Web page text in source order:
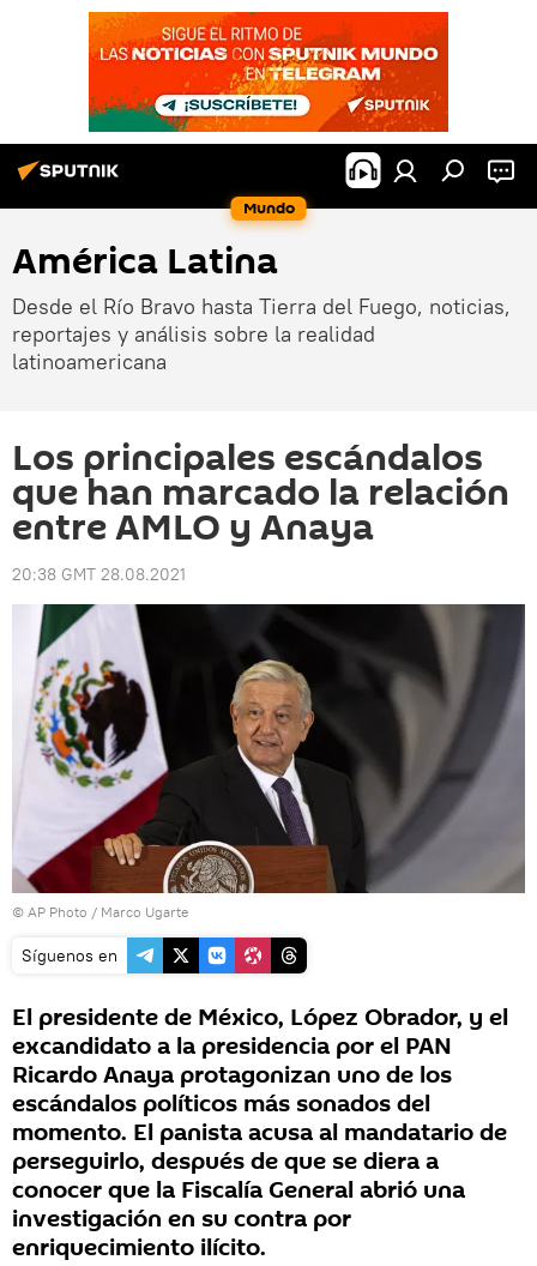
Mundo
América Latina
Desde el Río Bravo hasta Tierra del Fuego, noticias,
reportajes y análisis sobre la realidad
latinoamericana
Los principales escándalos
que han marcado la relación
entre AMLO y Anaya
20:38 GMT 28.08.2021
© AP Photo / Marco Ugarte
Síguenos en
El presidente de México, López Obrador, y el
excandidato a la presidencia por el PAN
Ricardo Anaya protagonizan uno de los
escándalos políticos más sonados del
momento. El panista acusa al mandatario de
perseguirlo, después de que se diera a
conocer que la Fiscalía General abrió una
investigación en su contra por
enriquecimiento ilícito.